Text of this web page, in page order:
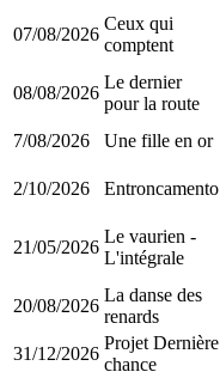
07/08/2026
Ceux qui
comptent
08/08/2026
Le dernier
pour la route
7/08/2026 Une fille en or
2/10/2026 Entroncamento
21/05/2026
Le vaurien -
L'intégrale
20/08/2026
La danse des
renards
31/12/2026
Projet Dernière
chance